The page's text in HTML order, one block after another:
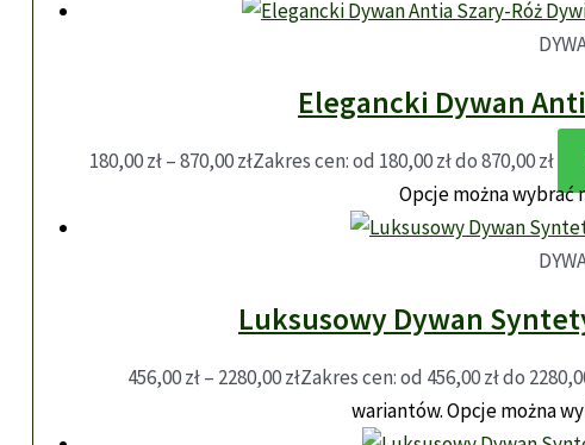
Elegancki Dywan
180,00zł –870,00złZakres cen: od 180,00 zł do 870,00 zł
Opcje można
Luksusowy Dywan
456,00zł – 2280,00złZakres cen: od 456,00 zł do
wariantów. Opcje można